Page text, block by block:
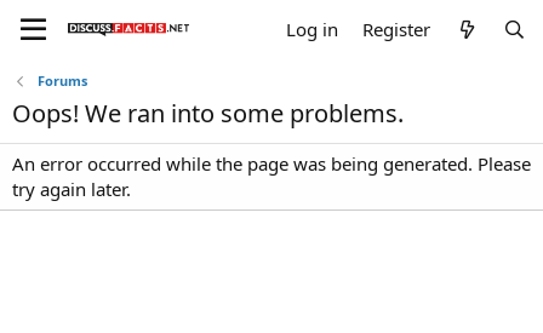
Log in Register
Forums
Oops! We ran into some problems.
An error occurred while the page was being generated. Please
try again later.